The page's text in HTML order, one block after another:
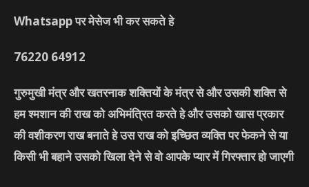
Whatsapp पर मेसेज भी कर सकते हे
76220 64912
गुरुमुखी मंत्र और खतरनाक शक्तियों के मंत्र से और उसकी शक्ति से
हम श्मशान की राख को अभिमंत्रित करते हे और उसको खास प्रकार
की वशीकरण राख बनाते हे उस राख को इच्छित व्यक्ति पर फेकने से या
किसी भी बहाने उसको खिला देने से वो आपके प्यार में गिरफ्तार हो जाएगी